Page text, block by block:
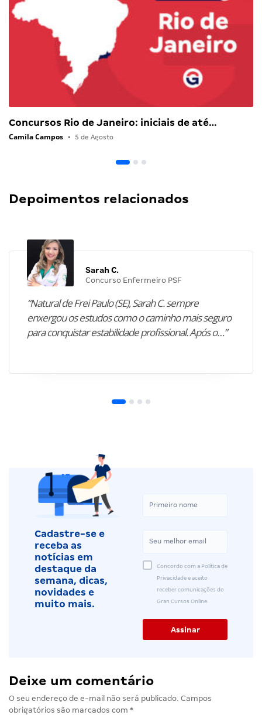
Concursos Rio de Janeiro: iniciais de até…
Camila Campos • 5 de Agosto
Depoimentos relacionados
Sarah C.
Concurso Enfermeiro PSF
“Natural de Frei Paulo (SE), Sarah C. sempre
enxergou os estudos como o caminho mais seguro
para conquistar estabilidade profissional. Após o…”
Cadastre-se e
receba as
notícias em
destaque da
semana, dicas,
novidades e
muito mais.
Concordo com a Política de
Privacidade e aceito
receber comunicações do
Gran Cursos Online.
Deixe um comentário
O seu endereço de e-mail não será publicado. Campos
obrigatórios são marcados com *